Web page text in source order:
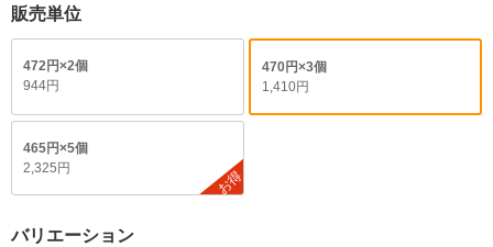
販売単位
472円×2個
944円
470円×3個
1,410円
465円×5個
2,325円
お得
バリエーション